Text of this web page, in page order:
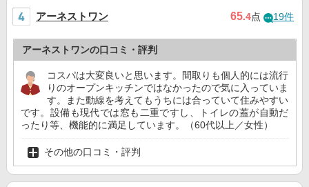
アーネストワン 65.4点 19件
アーネストワンの口コミ・評判
コスパは大変良いと思います。間取りも個人的には流行
りのオープンキッチンではなかったので気に入っていま
す。また動線を考えてもうちには合っていて住みやすい
です。設備も現代では窓も二重ですし、トイレの蓋が自動だ
ったり等、機能的に満足しています。（60代以上／女性）
その他の口コミ・評判